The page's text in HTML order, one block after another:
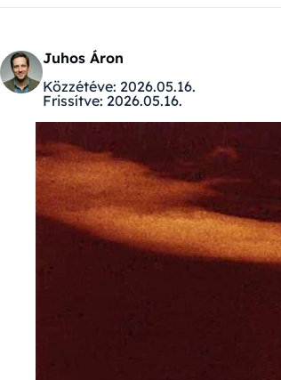
Juhos Áron
Közzétéve: 2026.05.16.
Frissítve: 2026.05.16.